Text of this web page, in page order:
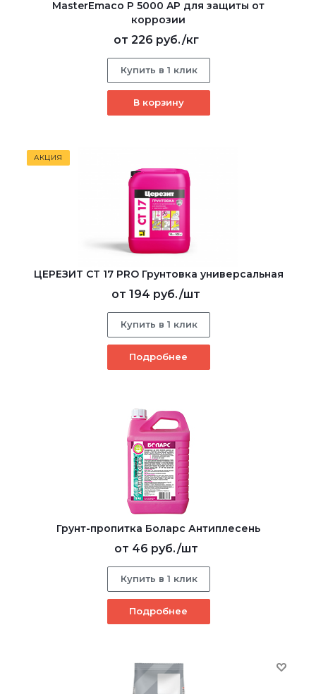
MasterEmaco P 5000 AP для защиты от
коррозии
от 226 руб./кг
Купить в 1 клик
В корзину
АКЦИЯ
ЦЕРЕЗИТ CT 17 PRO Грунтовка универсальная
от 194 руб./шт
Купить в 1 клик
Подробнее
Грунт-пропитка Боларс Антиплесень
от 46 руб./шт
Купить в 1 клик
Подробнее